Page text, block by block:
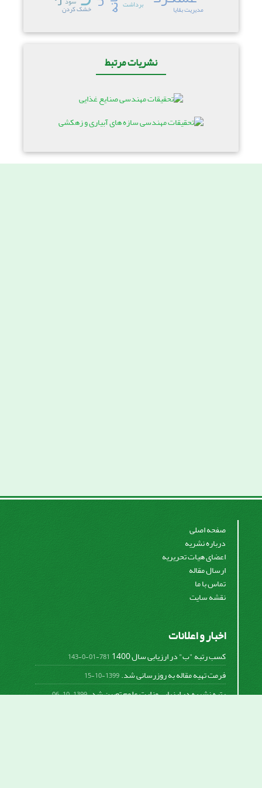
برداشت مدیریت بقایا خشک کردن
نشریات مرتبط
صفحه اصلی
درباره نشریه
اعضای هیات تحریریه
ارسال مقاله
تماس با ما
نقشه سایت
اخبار و اعلانات
کسب رتبه "ب" در ارزیابی سال 1400 781-01-0-143
فرمت تهیه مقاله به روزرسانی شد.1399-10-15
رتبه نشریه در ارزیابی وزارت علوم تعیین شد.1399-10-06